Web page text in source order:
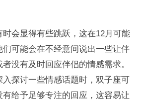
会显得有些跳跃，这在12月可能
可能会在不经意间说出一些让伴
没有及时回应伴侣的情感需求。
入探讨一些情感话题时，双子座可
给予足够专注的回应，这容易让